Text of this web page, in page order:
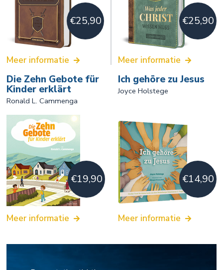
€25,90
Meer informatie
€25,90
Meer informatie
Die Zehn Gebote für
Kinder erklärt
Ronald L. Cammenga
€19,90
Meer informatie
Ich gehöre zu Jesus
Joyce Holstege
€14,90
Meer informatie